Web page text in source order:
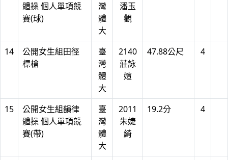
體操 個人單項競
賽(球)
灣
體
大
潘玉
觀
14
公開女生組田徑
標槍
臺
灣
體
大
2140
莊詠
媗
47.88公尺 4
15
公開女生組韻律
體操 個人單項競
賽(帶)
臺
灣
體
大
2011
朱婕
綺
19.2分 4